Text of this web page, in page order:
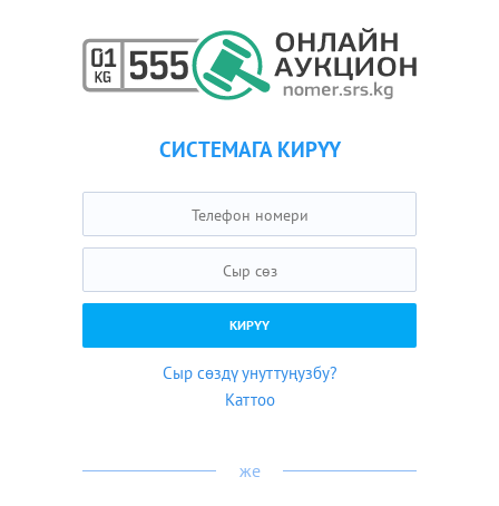
СИСТЕМАГА КИРҮҮ
Сыр сөздү унуттуңузбу?
Каттоо
же